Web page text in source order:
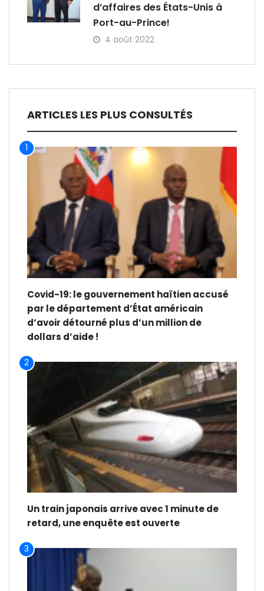
d’affaires des États-Unis à
Port-au-Prince!
4 août 2022
ARTICLES LES PLUS CONSULTÉS
1
Covid-19: le gouvernement haïtien accusé
par le département d’État américain
d’avoir détourné plus d’un million de
dollars d’aide !
2
Un train japonais arrive avec 1 minute de
retard, une enquête est ouverte
3